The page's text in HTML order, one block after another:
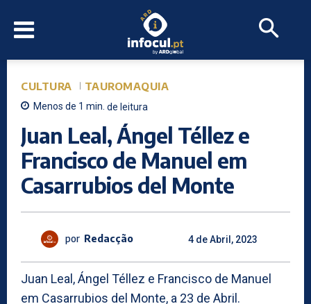
CULTURA TAUROMAQUIA
Menos de 1 min. de leitura
Juan Leal, Ángel Téllez e
Francisco de Manuel em
Casarrubios del Monte
por Redacção 4 de Abril, 2023
Juan Leal, Ángel Téllez e Francisco de Manuel
em Casarrubios del Monte, a 23 de Abril.